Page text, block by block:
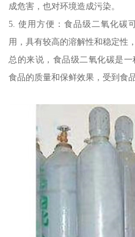
成危害，也对环境造成污染。
5. 使用方便：食品级二氧化碳
用，具有较高的溶解性和稳定性
总的来说，食品级二氧化碳是
食品的质量和保鲜效果，受到食